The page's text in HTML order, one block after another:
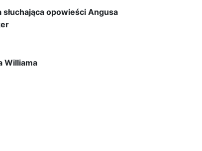
słuchająca opowieści Angusa
Williama